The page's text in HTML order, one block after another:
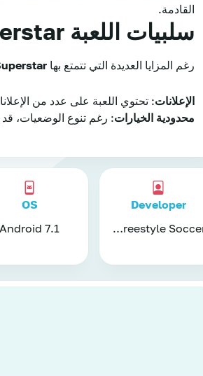
القادمة.
سلبيات اللعبة Soccer Superstar
رغم المزايا العديدة التي تتمتع بها
الإعلانات: تحتوي اللعبة على عدد من
محدودية الخيارات: رغم تنوع الوضعيات، قد
Developer
Real Freestyle Soccer‏
OS
Android 7.1